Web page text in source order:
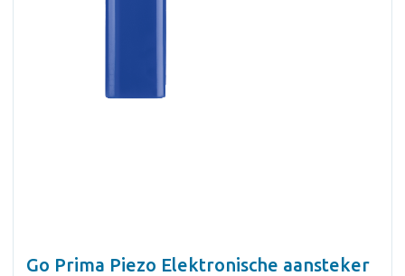
Go Prima Piezo Elektronische aansteker